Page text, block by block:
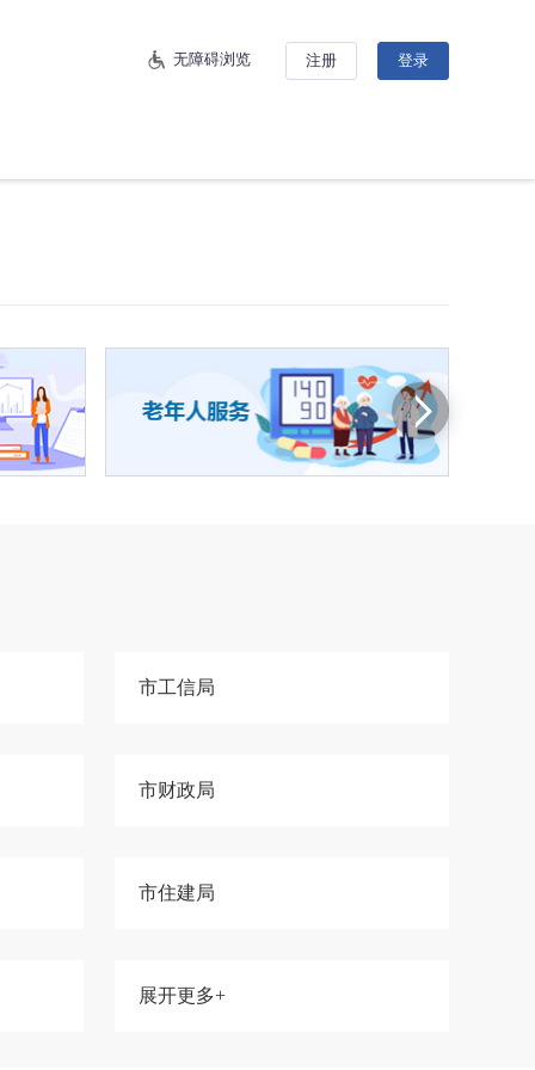
无障碍浏览 注册 登录
市工信局
市财政局
市住建局
展开更多+